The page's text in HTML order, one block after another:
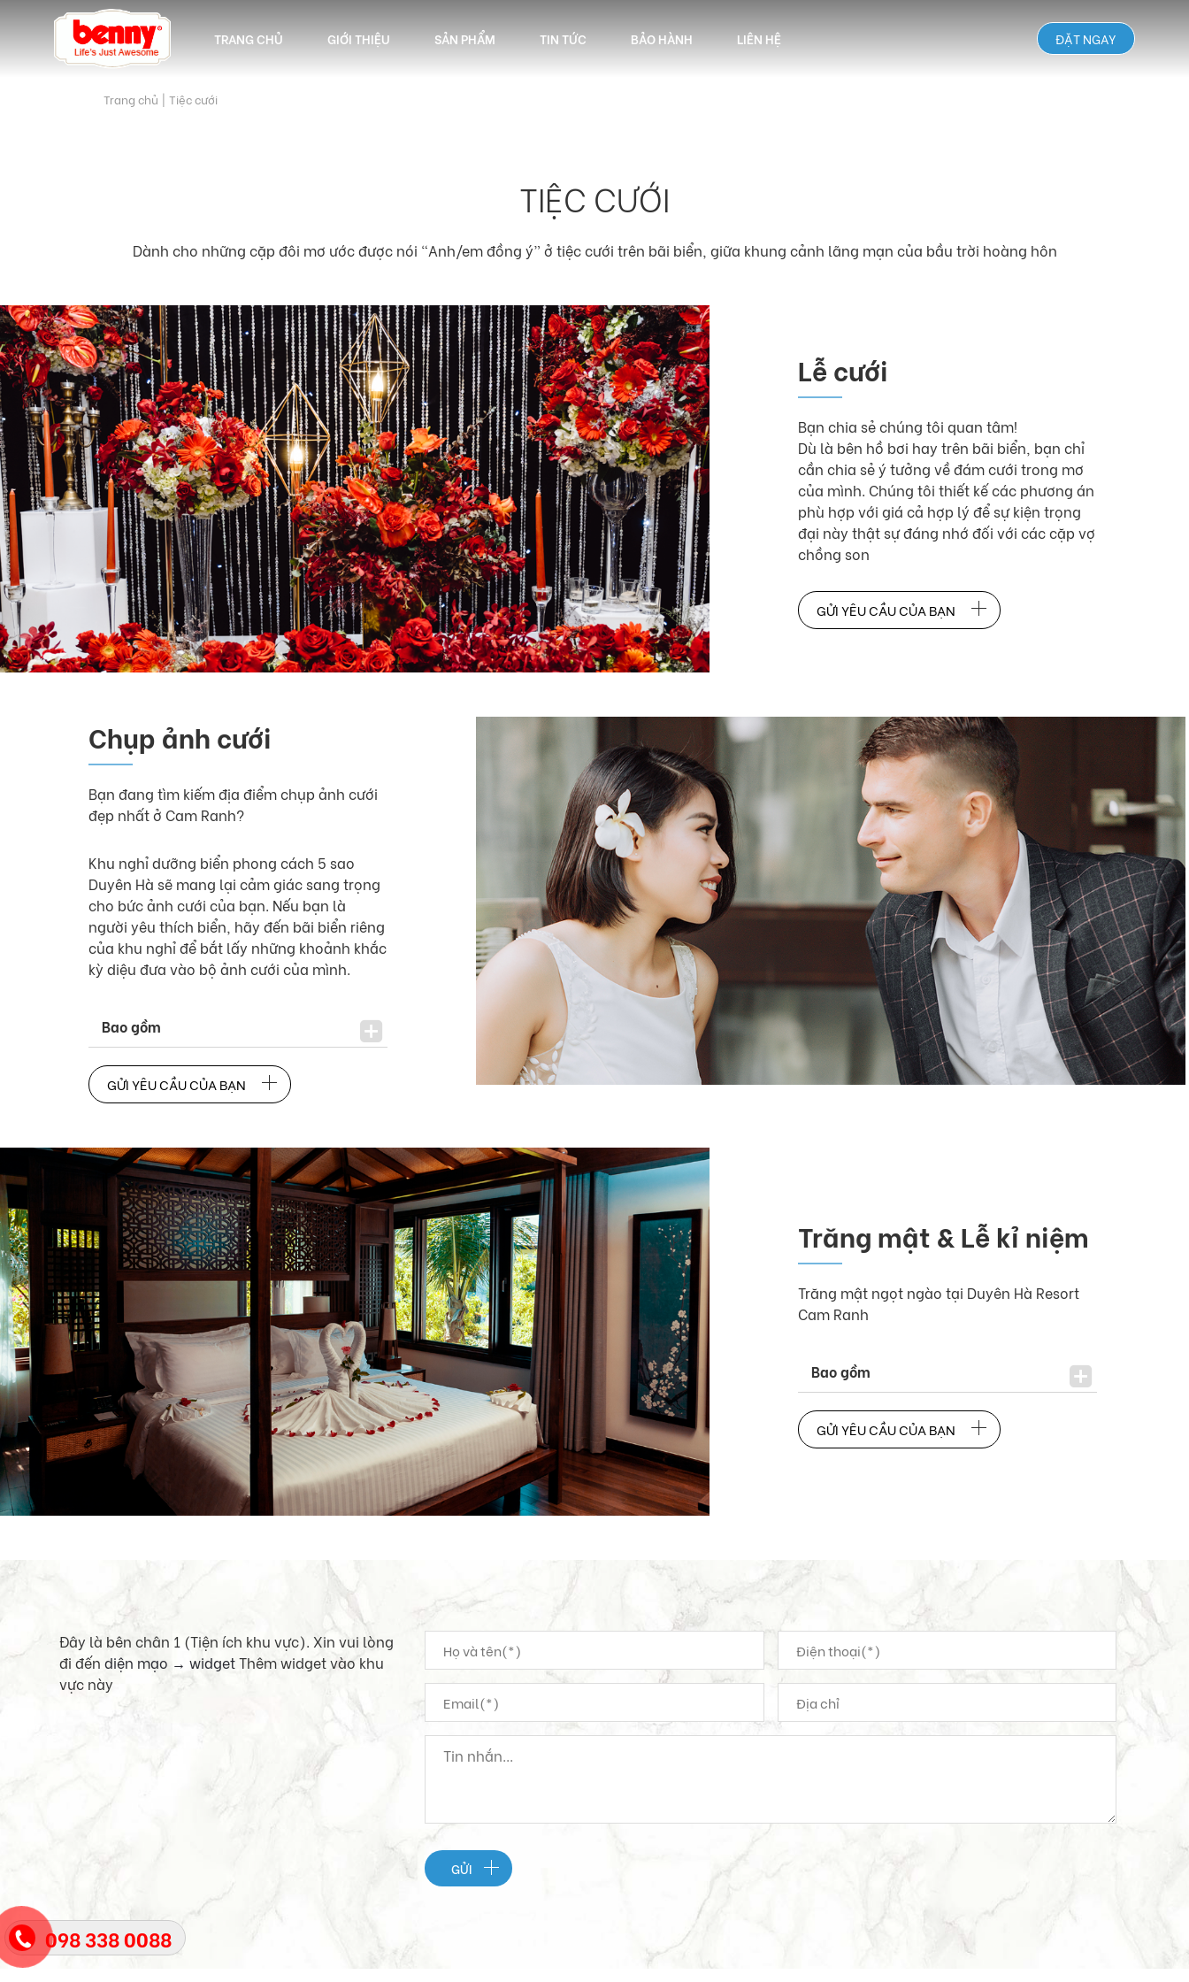
098 338 0088
TRANG CHỦ GIỚI THIỆU SẢN PHẨM TIN TỨC BẢO HÀNH LIÊN HỆ ĐẶT NGAY
Trang chủ | Tiệc cưới
TIỆC CƯỚI
Dành cho những cặp đôi mơ ước được nói “Anh/em đồng ý” ở tiệc cưới trên bãi biển, giữa khung cảnh lãng mạn của bầu trời hoàng hôn
Lễ cưới
Bạn chia sẻ chúng tôi quan tâm!
Dù là bên hồ bơi hay trên bãi biển, bạn chỉ
cần chia sẻ ý tưởng về đám cưới trong mơ
của mình. Chúng tôi thiết kế các phương án
phù hợp với giá cả hợp lý để sự kiện trọng
đại này thật sự đáng nhớ đối với các cặp vợ
chồng son
GỬI YÊU CẦU CỦA BẠN
Chụp ảnh cưới
Bạn đang tìm kiếm địa điểm chụp ảnh cưới
đẹp nhất ở Cam Ranh?
Khu nghỉ dưỡng biển phong cách 5 sao
Duyên Hà sẽ mang lại cảm giác sang trọng
cho bức ảnh cưới của bạn. Nếu bạn là
người yêu thích biển, hãy đến bãi biển riêng
của khu nghỉ để bắt lấy những khoảnh khắc
kỳ diệu đưa vào bộ ảnh cưới của mình.
Bao gồm
GỬI YÊU CẦU CỦA BẠN
Trăng mật & Lễ kỉ niệm
Trăng mật ngọt ngào tại Duyên Hà Resort
Cam Ranh
Bao gồm
GỬI YÊU CẦU CỦA BẠN
Đây là bên chân 1 (Tiện ích khu vực). Xin vui lòng
đi đến diện mạo → widgetThêm widget vào khu
vực này